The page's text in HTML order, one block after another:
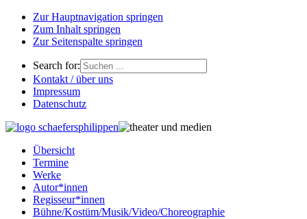
Zur Hauptnavigation springen
Zum Inhalt springen
Zur Seitenspalte springen
Search for:
Kontakt / über uns
Impressum
Datenschutz
Übersicht
Termine
Werke
Autor*innen
Regisseur*innen
Bühne/Kostüm/Musik/Video/Choreographie